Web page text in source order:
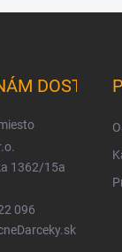
1362/15a
096